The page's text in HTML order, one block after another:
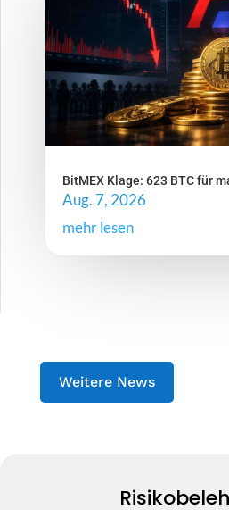
BitMEX Klage: 623 BTC für
Aug. 7, 2026
mehr lesen
Weitere News